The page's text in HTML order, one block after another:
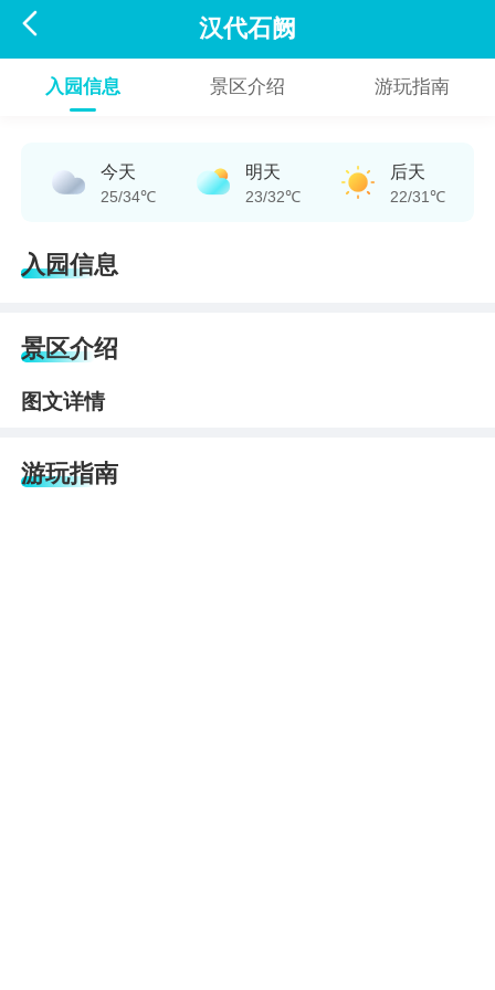
 汉代石阙
入园信息 景区介绍 游玩指南
今天
25/34℃
明天
23/32℃
后天
22/31℃
入园信息
景区介绍
图文详情
游玩指南